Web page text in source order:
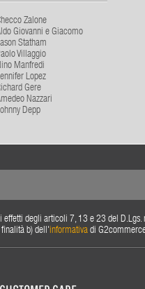
Zalone
Giovanni e Giacomo
Statham
Villaggio
Manfredi
Lopez
Gere
Nazzari
Depp
effetti degli articoli 7, 13 e 23 del
b) dell'informativadi